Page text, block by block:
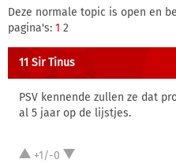
Deze normale topic is open en
pagina's: 1 2
11 Sir Tinus
PSV kennende zullen ze dat
al 5 jaar op de lijstjes.
+1/-0